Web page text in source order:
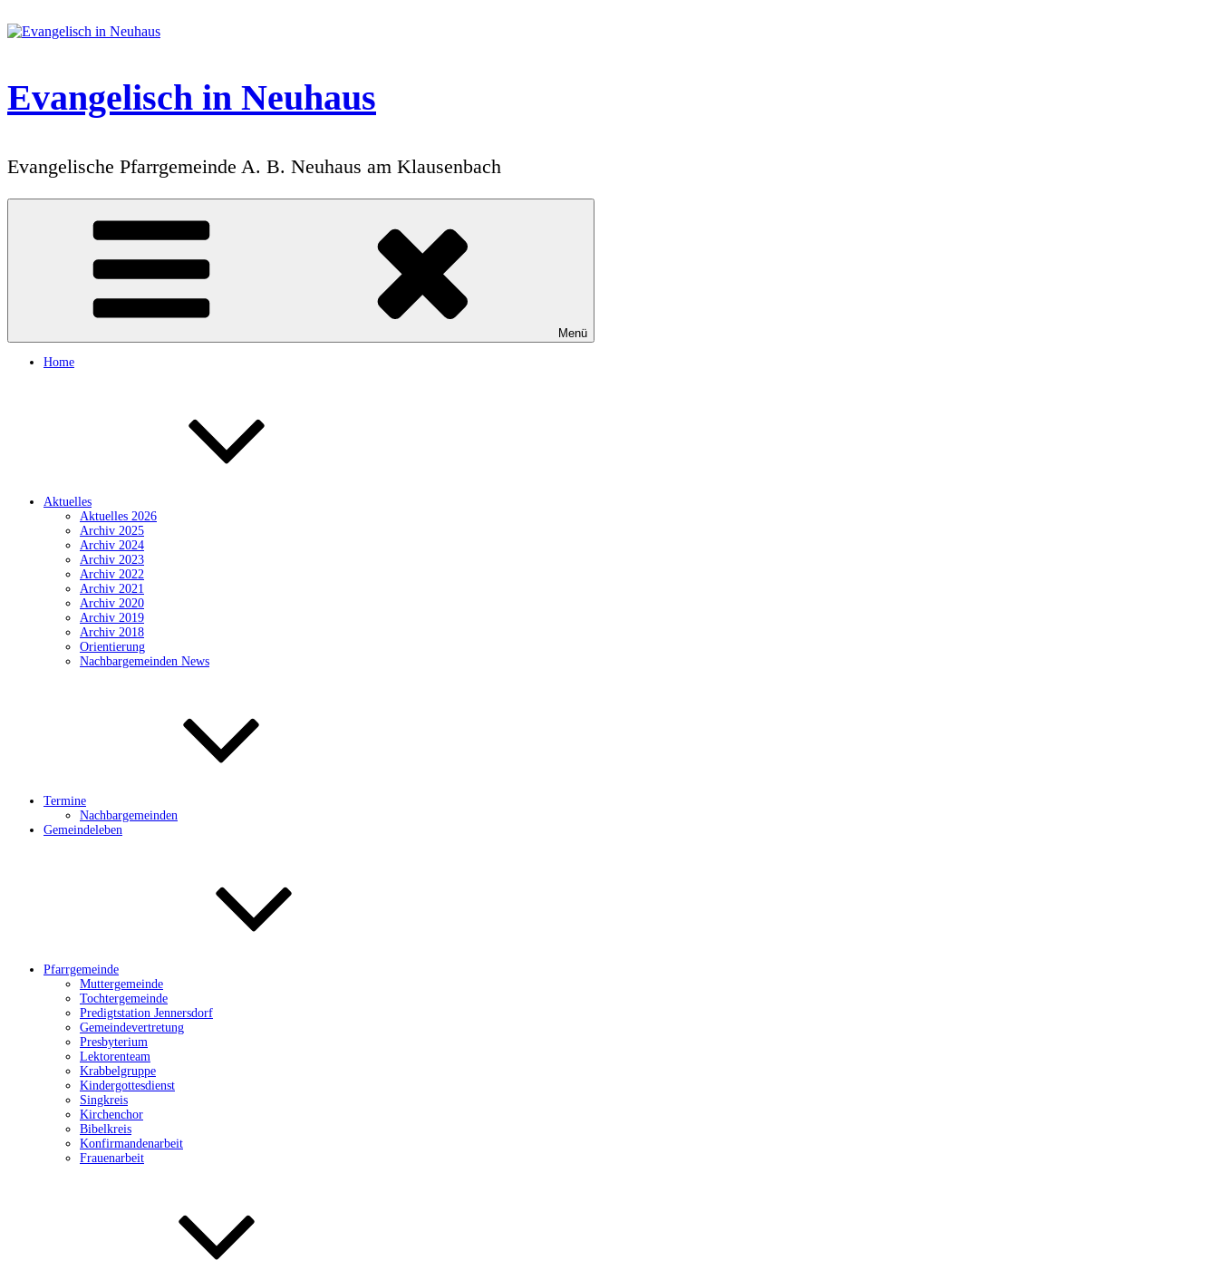
Inhalt
Evangelisch in Neuhaus
Evangelische Pfarrgemeinde A. B. Neuhaus am Klausenbach
Menü
Home
Aktuelles
Aktuelles 2026
Archiv 2025
Archiv 2024
Archiv 2023
Archiv 2022
Archiv 2021
Archiv 2020
Archiv 2019
Archiv 2018
Orientierung
Nachbargemeinden News
Termine
Nachbargemeinden
Gemeindeleben
Pfarrgemeinde
Muttergemeinde
Tochtergemeinde
Predigtstation Jennersdorf
Gemeindevertretung
Presbyterium
Lektorenteam
Krabbelgruppe
Kindergottesdienst
Singkreis
Kirchenchor
Bibelkreis
Konfirmandenarbeit
Frauenarbeit